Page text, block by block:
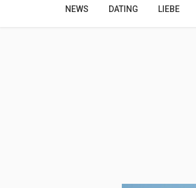
NEWS DATING LIEBE